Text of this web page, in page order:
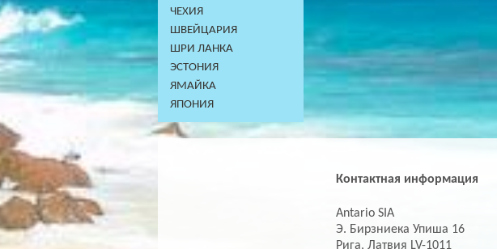
ЧЕХИЯ
ШВЕЙЦАРИЯ
ШРИ ЛАНКА
ЭСТОНИЯ
ЯМАЙКА
ЯПОНИЯ
Контактная информация
Antario SIA
Э. Бирзниека Упиша 16
Рига, Латвия LV-1011